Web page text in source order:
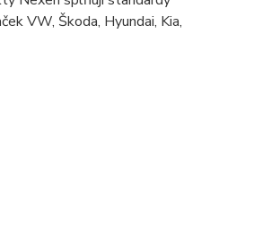
VW, Škoda, Hyundai, Kia,